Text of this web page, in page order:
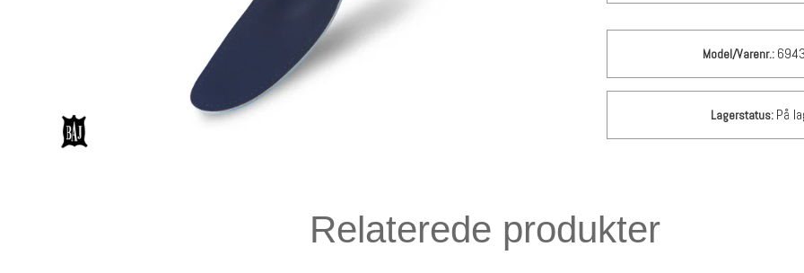
Model/Varenr.:
Lagerstatus: På
Relaterede produkter